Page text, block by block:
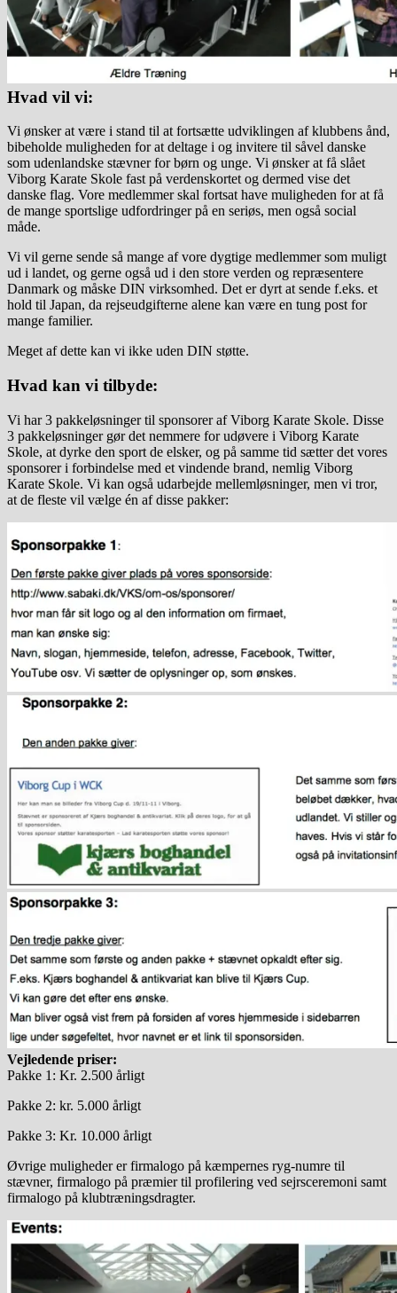
Hvad vil vi:
Vi ønsker at være i stand til at fortsætte udviklingen af klubbens ånd,
bibeholde muligheden for at deltage i og invitere til såvel danske
som udenlandske stævner for børn og unge. Vi ønsker at få slået
Viborg Karate Skole fast på verdenskortet og dermed vise det
danske flag. Vore medlemmer skal fortsat have muligheden for at få
de mange sportslige udfordringer på en seriøs, men også social
måde.
Vi vil gerne sende så mange af vore dygtige medlemmer som muligt
ud i landet, og gerne også ud i den store verden og repræsentere
Danmark og måske DIN virksomhed. Det er dyrt at sende f.eks. et
hold til Japan, da rejseudgifterne alene kan være en tung post for
mange familier.
Meget af dette kan vi ikke uden DIN støtte.
Hvad kan vi tilbyde:
Vi har 3 pakkeløsninger til sponsorer af Viborg Karate Skole. Disse
3 pakkeløsninger gør det nemmere for udøvere i Viborg Karate
Skole, at dyrke den sport de elsker, og på samme tid sætter det vores
sponsorer i forbindelse med et vindende brand, nemlig Viborg
Karate Skole. Vi kan også udarbejde mellemløsninger, men vi tror,
at de fleste vil vælge én af disse pakker:
Vejledende priser:
Pakke 1: Kr. 2.500 årligt
Pakke 2: kr. 5.000 årligt
Pakke 3: Kr. 10.000 årligt
Øvrige muligheder er firmalogo på kæmpernes ryg-numre til
stævner, firmalogo på præmier til profilering ved sejrsceremoni samt
firmalogo på klubtræningsdragter.